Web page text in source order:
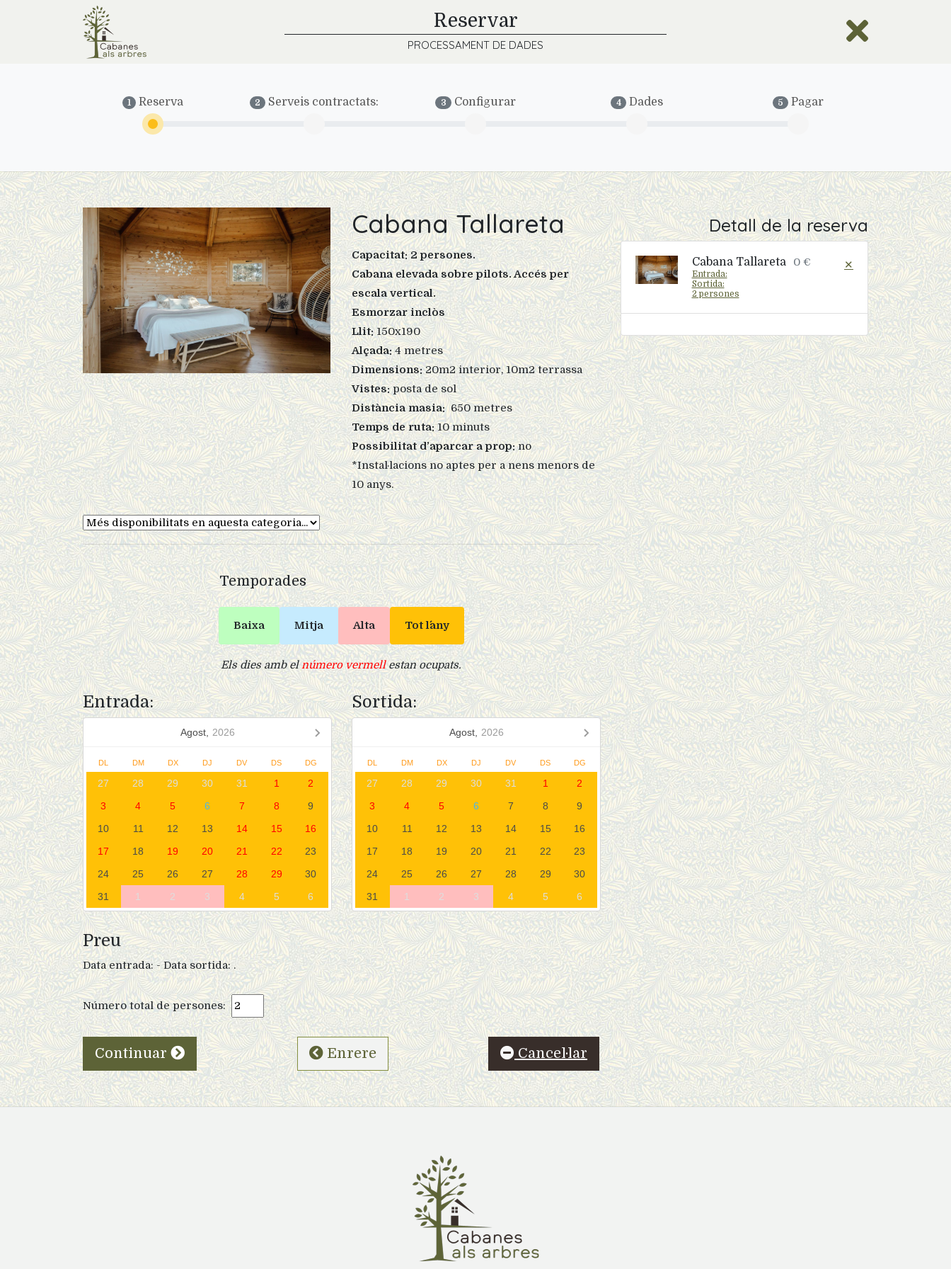
Reservar
PROCESSAMENT DE DADES
1 Reserva 2 Serveis contractats: 3 Configurar 4 Dades 5 Pagar
Detall de la reserva
Cabana Tallareta
Entrada:
Sortida:
2 persones
0 € ✕
Cabana Tallareta
Capacitat: 2 persones.
Cabana elevada sobre pilots. Accés per
escala vertical.
Esmorzar inclòs
Llit: 150x190
Alçada:4 metres
Dimensions:20m2 interior, 10m2 terrassa
Vistes: posta de sol
Distància masia: 650 metres
Temps de ruta:10 minuts
Possibilitat d’aparcar a prop:no
*Instal·lacions no aptes per a nens menors de
10 anys.
Temporades
Baixa Mitja Alta Tot l´any
Els dies amb elnúmero vermellestan ocupats.
Entrada:
Agost, 2026
DL DM DX DJ DV DS DG
27 28 29 30 31 1
2
3
4 5 6 7 8
9
10
11 12 13 14 15
16
17
18 19 20 21 22
23
24
25 26 27 28 29
30
31
1 2 3 4 5 6
Sortida:
Agost, 2026
DL DM DX DJ DV DS DG
27 28 29 30 31 1
2
3
4 5 6 7 8
9
10
11 12 13 14 15
16
17
18 19 20 21 22
23
24
25 26 27 28 29
30
31
1 2 3 4 5 6
Preu
Data entrada: - Data sortida: .
Número total de persones:
Continuar Enrere Cancel·lar